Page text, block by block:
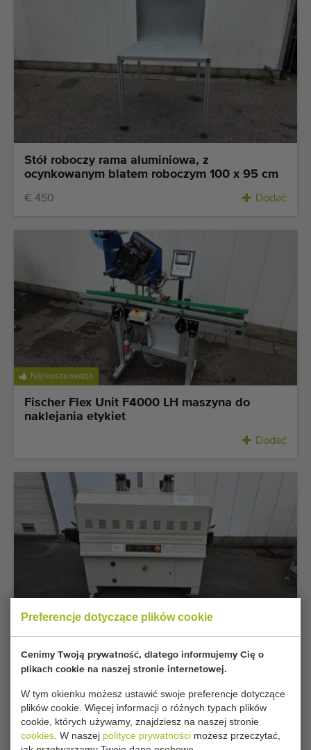
Preferencje dotyczące plików cookie
Cenimy Twoją prywatność, dlatego informujemy Cię o
plikach cookie na naszej stronie internetowej.
W tym okienku możesz ustawić swoje preferencje dotyczące
plików cookie. Więcej informacji o różnych typach plików
cookie, których używamy, znajdziesz na naszej stronie
cookies . W naszej polityce prywatności możesz przeczytać,
Stół roboczy rama aluminiowa, z
ocynkowanym blatem roboczym 100 x 95 cm
€ 450 Dodać
Najlepsza okazja
Fischer Flex Unit F4000 LH maszyna do
naklejania etykiet
Dodać
Najlepsza okazja